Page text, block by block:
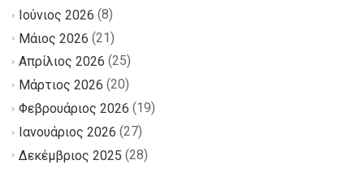
Ιούνιος 2026 (8)
Μάιος 2026 (21)
Απρίλιος 2026 (25)
Μάρτιος 2026 (20)
Φεβρουάριος 2026 (19)
Ιανουάριος 2026 (27)
Δεκέμβριος 2025 (28)